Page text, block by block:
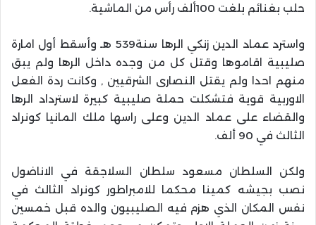
حلب بغنائم بلغت 100ألف رأس من الماشية.
واسترد عماد الدين زنكي الرها سنة539 هـ وأسقط أول امارة
صليبية اقاموها وقتل كل من وجده داخل الرها ولم يبق
منهم احدا ولم يقتل النصارى الشرقيين , وكانت ردة الفعل
الاوربية قوية فتشكلت حملة صليبية كبيرة لاسترداد الرها
والقضاء على عماد الدين وعلى راسها ملك المانيا كونراد
الثالث في 90 ألف.
ولكن السلطان مسعود سلطان السلاجقة في الاناضول
نصب بجيشه كمينا محكما للامبراطور كونراد الثالث في
نفس المكان الذي هزم فيه الصليبيون والده قبل خمسين